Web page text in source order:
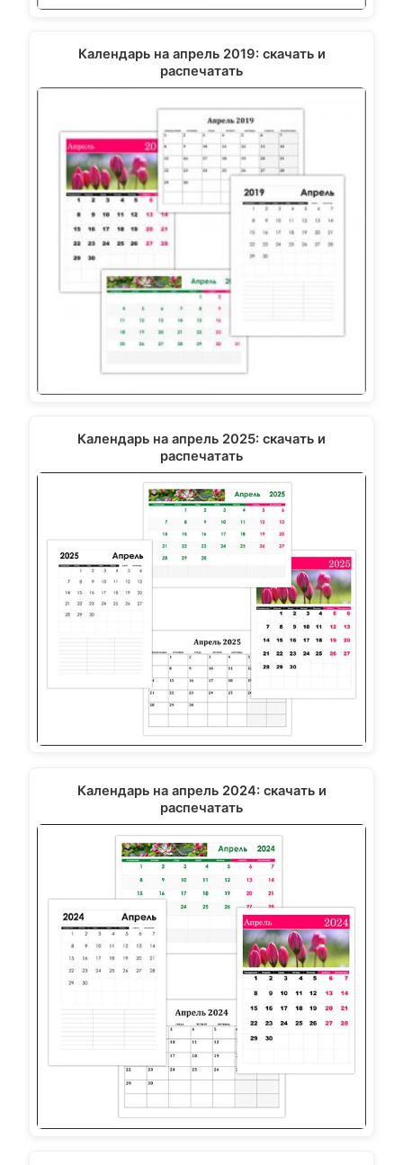
Календарь на апрель 2019: скачать и
распечатать
Календарь на апрель 2025: скачать и
распечатать
Календарь на апрель 2024: скачать и
распечатать